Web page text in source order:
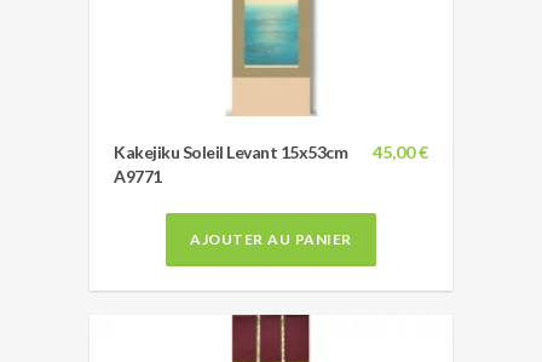
45,00 €
Kakejiku Soleil Levant 15x53cm
A9771
AJOUTER AU PANIER